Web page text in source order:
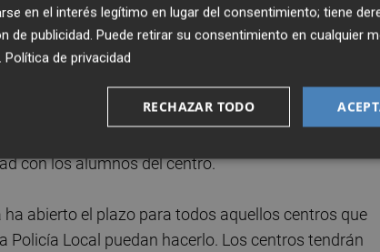
enseña, concretamente en el bloque ‘Haciendo
y Atención a la Ciudadanía.
de Seguridad Ciudadana y Emergencias, y la
ambos concejales,
con los alumnos del centro.
abierto el plazo para todos aquellos centros que
Policía Local puedan hacerlo. Los centros tendrán
en el interés legítimo en lugar del consentimiento; tiene
de publicidad. Puede retirar su consentimiento en cualquier
. Política de privacidad
RECHAZAR TODO